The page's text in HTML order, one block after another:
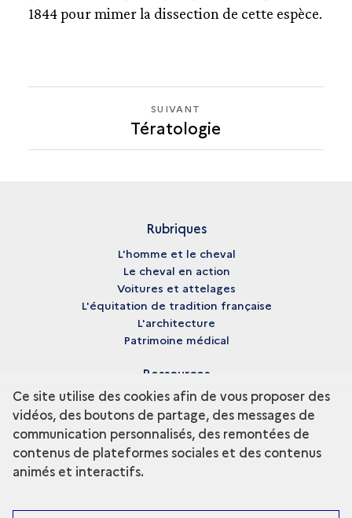
1844 pour mimer la dissection de cette espèce.
SUIVANT
TÉRATOLOGIE
SUIVANT
Tératologie
Rubriques
L'homme et le cheval
Le cheval en action
Voitures et attelages
L'équitation de tradition française
L'architecture
Patrimoine médical
Ressources
Médiathèque
Glossaire
Archives
Crédits
Ce site utilise des cookies afin de vous proposer des
vidéos, des boutons de partage, des messages de
communication personnalisés, des remontées de
contenus de plateformes sociales et des contenus
animés et interactifs.